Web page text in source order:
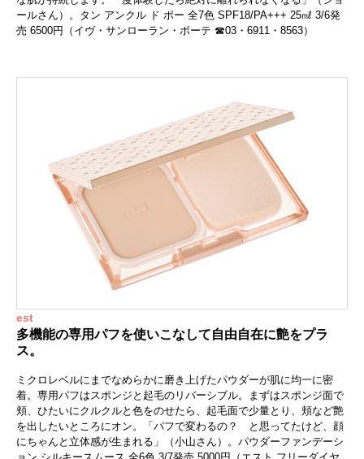
ールさん）。タン アンクル ド ポー 全7色 SPF18/PA+++ 25㎖ 3/6発
売 6500円（イヴ・サンローラン・ボーテ ☎03・6911・8563）
est
多機能の専用パフを使いこなして自由自在に艶をプラ
ス。
ミクロレベルにまでなめらかに磨き上げたパウダーが肌に均一に密
着。専用パフはスポンジと起毛のリバーシブル。まずはスポンジ面で
頬、ひたいにクルクルと色をのせたら、起毛面で少量とり、頬など艶
を出したいところにオン。「パフで変わるの？ と思ってたけど、顔
にちゃんと立体感が生まれる」（小山さん）。パウダーファンデーシ